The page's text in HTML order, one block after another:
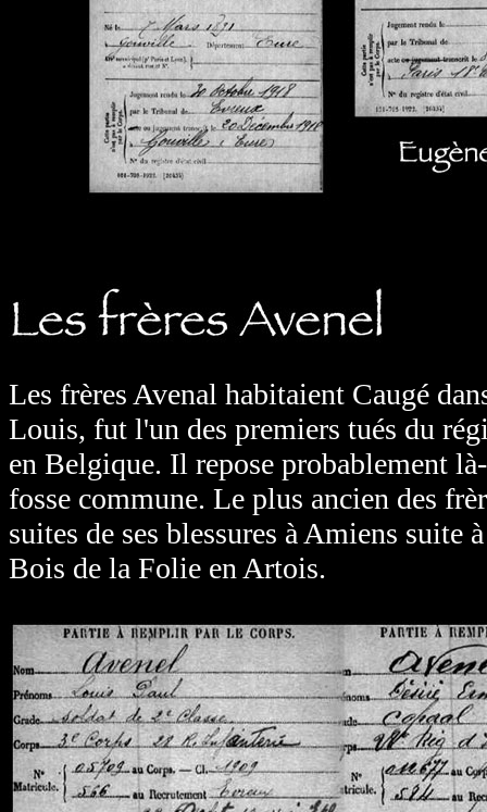
Les frères Avenal habitaient Caugé
Louis, fut l'un des premiers tués du
en Belgique. Il repose probablement
fosse commune. Le plus ancien des
suites de ses blessures à Amiens suite
Bois de la Folie en Artois.